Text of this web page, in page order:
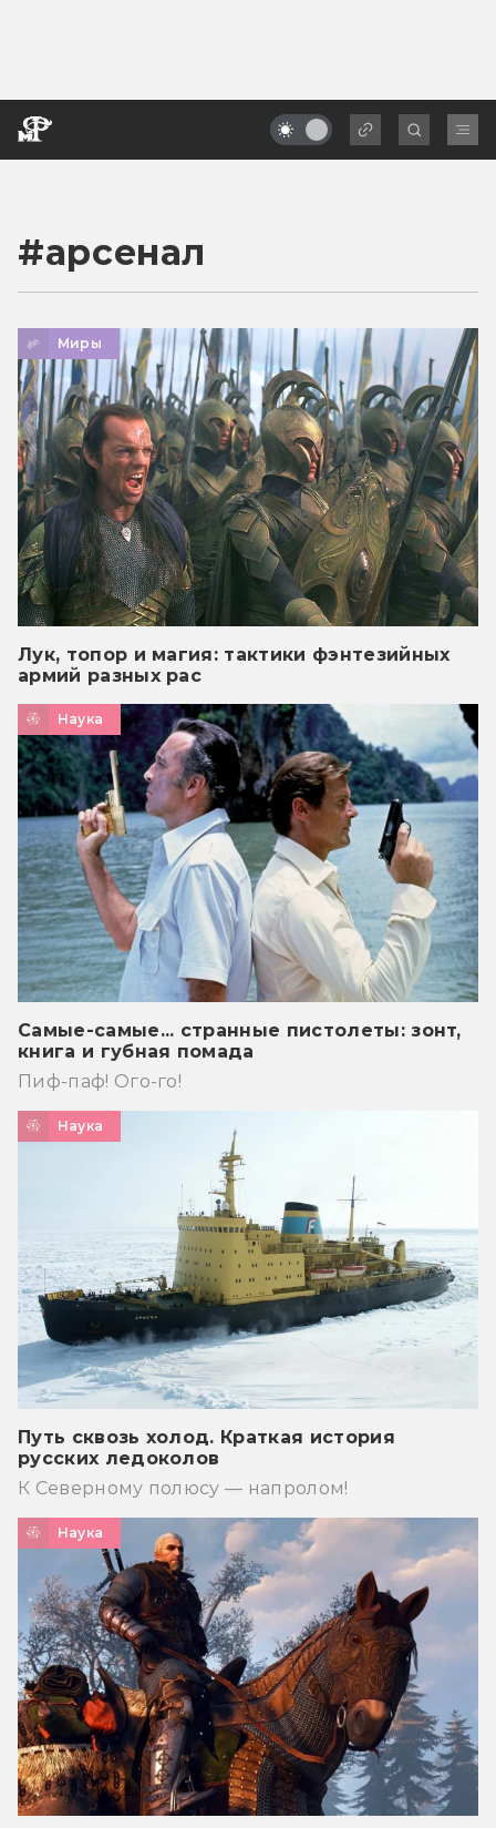
#арсенал
Миры
Лук, топор и магия: тактики фэнтезийных
армий разных рас
Наука
Самые-самые... странные пистолеты: зонт,
книга и губная помада
Пиф-паф! Ого-го!
Наука
Путь сквозь холод. Краткая история
русских ледоколов
К Северному полюсу — напролом!
Наука